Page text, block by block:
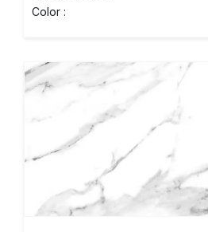
Color :